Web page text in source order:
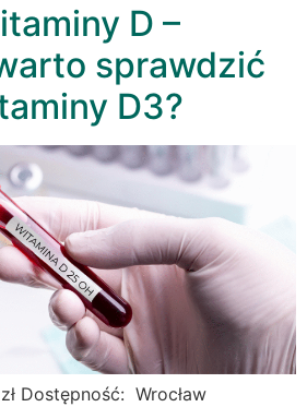
D –
sprawdzić
D3?
Dostępność: Wrocław